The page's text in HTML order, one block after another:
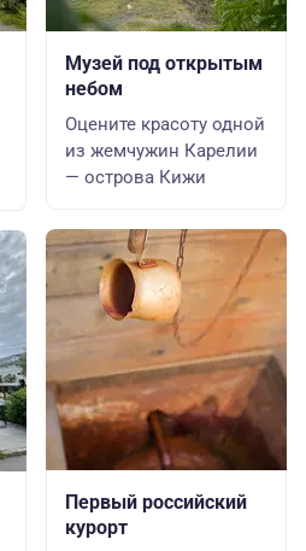
Музей под открытым
небом
Оцените красоту одной
из жемчужин Карелии
— острова Кижи
Первый российский
курорт